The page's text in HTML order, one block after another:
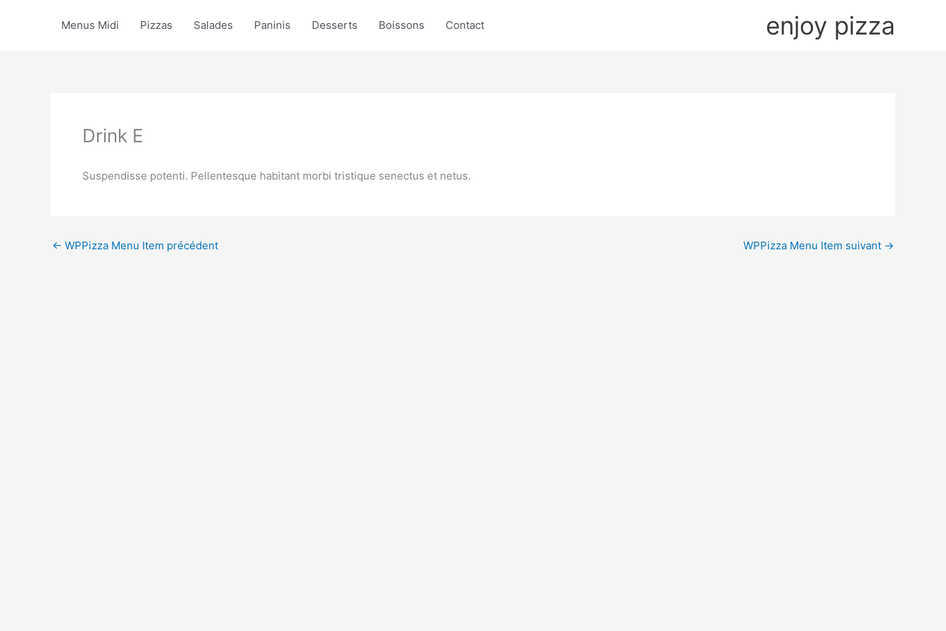
enjoy pizza
Menus Midi Pizzas Salades Paninis Desserts Boissons Contact
Drink E
Suspendisse potenti. Pellentesque habitant morbi tristique senectus et netus.
← WPPizza Menu Item précédent WPPizza Menu Item suivant →